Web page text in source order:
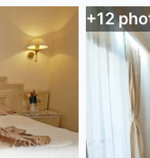
+12